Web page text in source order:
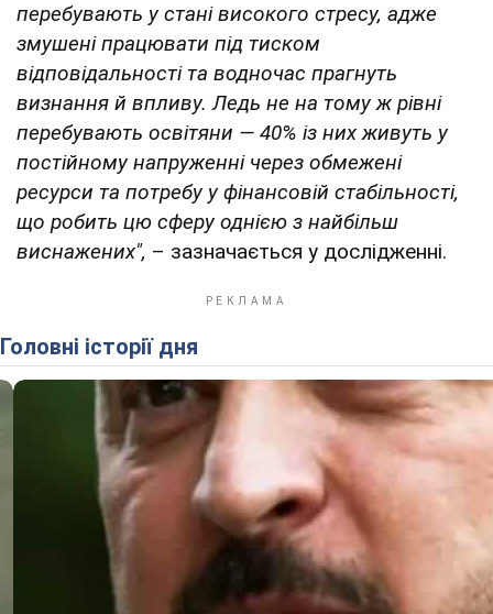
перебувають у стані високого стресу, адже
змушені працювати під тиском
відповідальності та водночас прагнуть
визнання й впливу. Ледь не на тому ж рівні
перебувають освітяни — 40% із них живуть у
постійному напруженні через обмежені
ресурси та потребу у фінансовій стабільності,
що робить цю сферу однією з найбільш
виснажених", – зазначається у дослідженні.
Головні історії дня